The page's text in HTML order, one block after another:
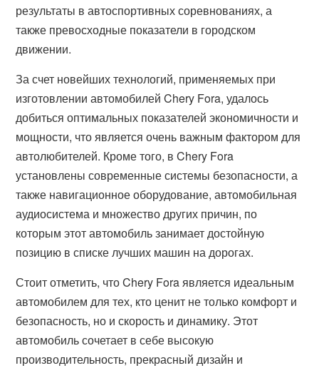
результаты в автоспортивных соревнованиях, а
также превосходные показатели в городском
движении.
За счет новейших технологий, применяемых при
изготовлении автомобилей Chery Fora, удалось
добиться оптимальных показателей экономичности и
мощности, что является очень важным фактором для
автолюбителей. Кроме того, в Chery Fora
установлены современные системы безопасности, а
также навигационное оборудование, автомобильная
аудиосистема и множество других причин, по
которым этот автомобиль занимает достойную
позицию в списке лучших машин на дорогах.
Стоит отметить, что Chery Fora является идеальным
автомобилем для тех, кто ценит не только комфорт и
безопасность, но и скорость и динамику. Этот
автомобиль сочетает в себе высокую
производительность, прекрасный дизайн и